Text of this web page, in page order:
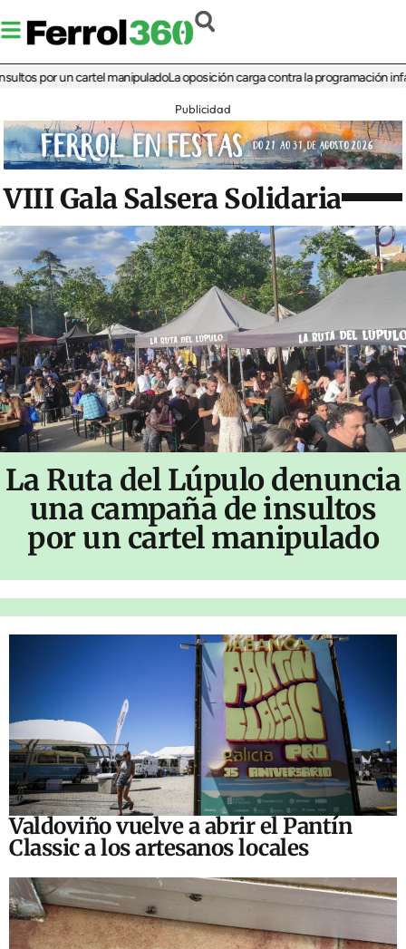
por un cartel manipuladoLa oposición carga contra la programación infantil
Publicidad
VIII Gala Salsera Solidaria
La Ruta del Lúpulo denuncia
una campaña de insultos
por un cartel manipulado
Valdoviño vuelve a abrir el Pantín
Classic a los artesanos locales